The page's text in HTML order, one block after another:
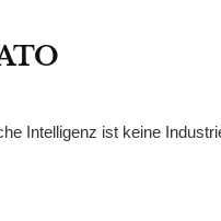
Intelligenz ist keine